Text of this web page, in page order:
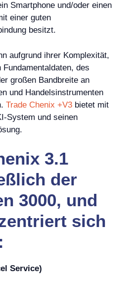
Smartphone und/oder einen
einer guten
besitzt.
aufgrund ihrer Komplexität,
des
großen Bandbreite an
und Handelsinstrumenten
Trade Chenix +V3 bietet mit
System und seinen
3.1
der
3000, und
sich
Service)